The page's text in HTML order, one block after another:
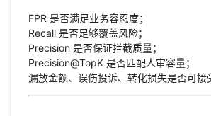
FPR 是否满足业务容忍度；
Recall 是否足够覆盖风险；
Precision 是否保证拦截质量；
Precision@TopK 是否匹配人审容量；
漏放金额、误伤投诉、转化损失是否可接